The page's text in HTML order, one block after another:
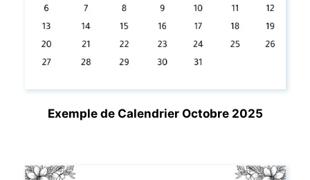
Exemple de Calendrier Octobre 2025